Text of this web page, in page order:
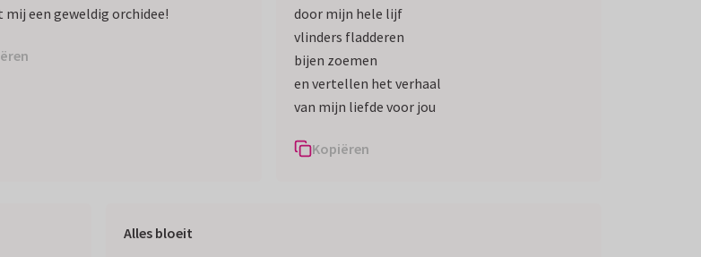
een geweldig orchidee!
door mijn hele lijf
vlinders fladderen
bijen zoemen
en vertellen het verhaal
van mijn liefde voor jou
Kopiëren
Alles bloeit